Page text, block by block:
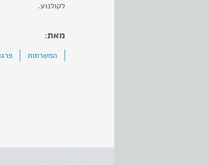
לקולנוע.
מאת:
המשרתות